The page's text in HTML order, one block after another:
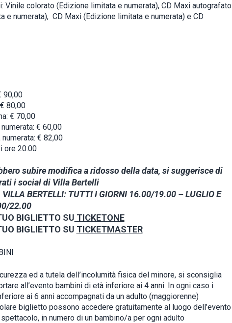
Vinile colorato (Edizione limitata e numerata), CD Maxi autografato
e numerata), CD Maxi (Edizione limitata e numerata) e CD
90,00
80,00
€ 70,00
€ 60,00
€ 82,00
ore 20.00
subire modifica a ridosso della data, si suggerisce di
i social di Villa Bertelli
BERTELLI: TUTTI I GIORNI 16.00/19.00 – LUGLIO E
22.00
BIGLIETTO SU TICKETONE
BIGLIETTO SU TICKETMASTER
ed a tutela dell’incolumità fisica del minore, si sconsiglia
all’evento bambini di età inferiore ai 4 anni. In ogni caso i
ai 6 anni accompagnati da un adulto (maggiorenne)
biglietto possono accedere gratuitamente al luogo dell’evento
in numero di un bambino/a per ogni adulto